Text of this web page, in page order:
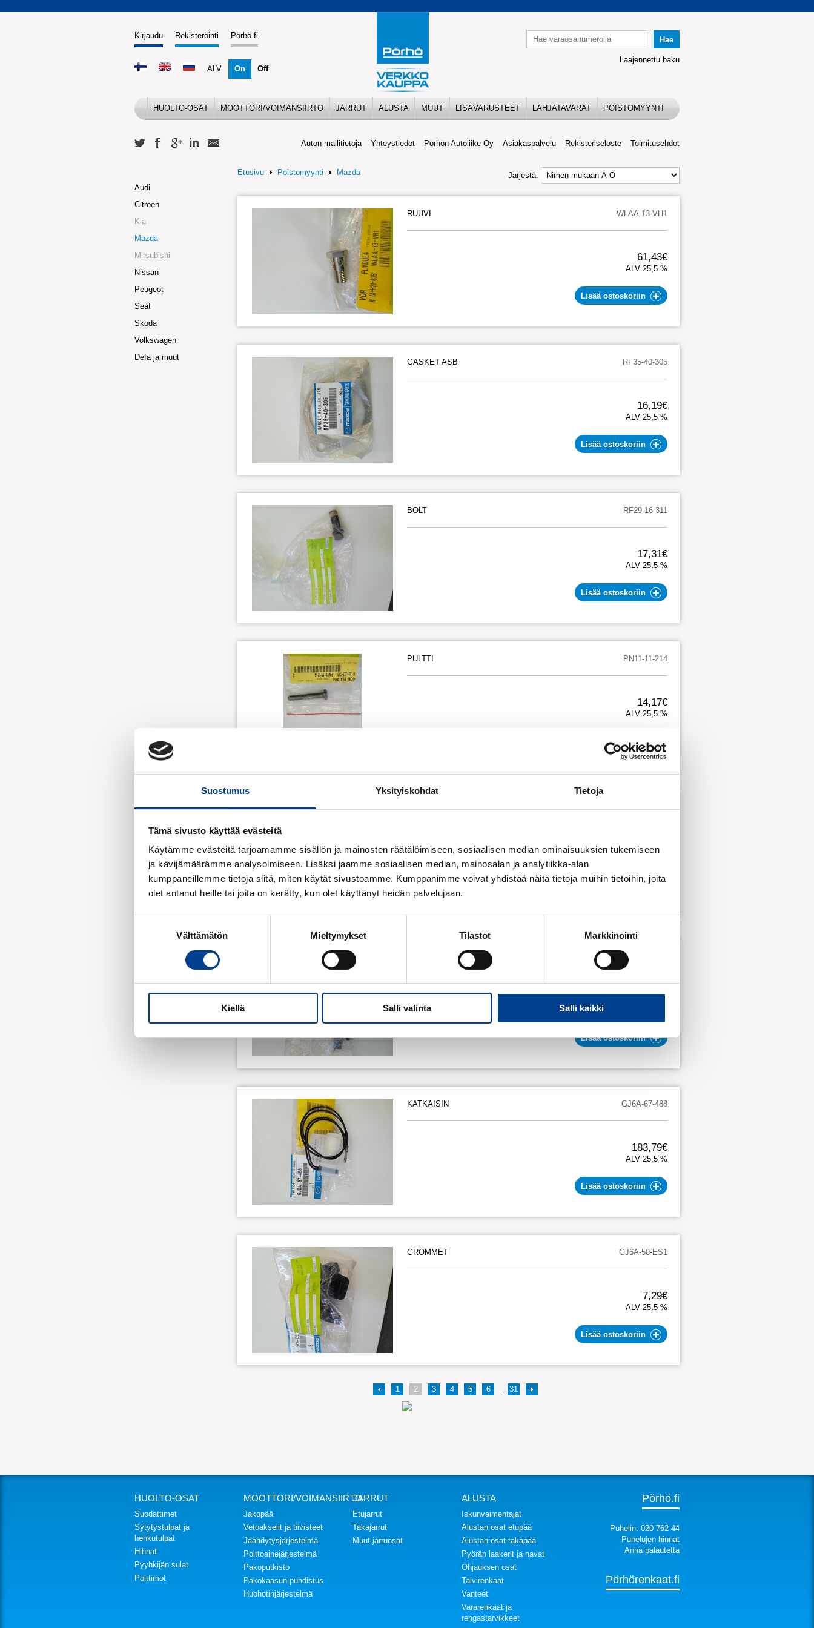
Suostumus Yksityiskohdat Tietoja
Tämä sivusto käyttää evästeitä
Käytämme evästeitä tarjoamamme sisällön ja mainosten räätälöimiseen, sosiaalisen median ominaisuuksien tukemiseen
ja kävijämäärämme analysoimiseen. Lisäksi jaamme sosiaalisen median, mainosalan ja analytiikka-alan
kumppaneillemme tietoja siitä, miten käytät sivustoamme. Kumppanimme voivat yhdistää näitä tietoja muihin tietoihin, joita
olet antanut heille tai joita on kerätty, kun olet käyttänyt heidän palvelujaan.
Välttämätön Mieltymykset Tilastot Markkinointi
Kiellä Salli valinta Salli kaikki
Kirjaudu Rekisteröinti Pörhö.fi
ALV On Off
Laajennettu haku
HUOLTO-OSAT MOOTTORI/VOIMANSIIRTO JARRUT ALUSTA MUUT LISÄVARUSTEET LAHJATAVARAT POISTOMYYNTI
Auton mallitietoja Yhteystiedot Pörhön Autoliike Oy Asiakaspalvelu Rekisteriseloste Toimitusehdot
Audi
Citroen
Kia
Mazda
Mitsubishi
Nissan
Peugeot
Seat
Skoda
Volkswagen
Defa ja muut
Etusivu Poistomyynti Mazda Järjestä:
RUUVI WLAA-13-VH1
61,43€
ALV 25,5 %
Lisää ostoskoriin
GASKET ASB RF35-40-305
16,19€
ALV 25,5 %
Lisää ostoskoriin
BOLT RF29-16-311
17,31€
ALV 25,5 %
Lisää ostoskoriin
PULTTI PN11-11-214
14,17€
ALV 25,5 %
Lisää ostoskoriin
MUTTERI JE10-40-355
16,50€
LISTAN KIIN.T-LASI HA01-50-609A
Lisää ostoskoriin
KATKAISIN GJ6A-67-488
183,79€
ALV 25,5 %
Lisää ostoskoriin
GROMMET GJ6A-50-ES1
7,29€
ALV 25,5 %
Lisää ostoskoriin
1 2 3 4 5 6 ... 31
HUOLTO-OSAT
Suodattimet
Sytytystulpat ja
hehkutulpat
Hihnat
Pyyhkijän sulat
Polttimot
MOOTTORI/VOIMANSIIRTO
Jakopää
Vetoakselit ja tiivisteet
Jäähdytysjärjestelmä
Polttoainejärjestelmä
Pakoputkisto
Pakokaasun puhdistus
Huohotinjärjestelmä
JARRUT
Etujarrut
Takajarrut
Muut jarruosat
ALUSTA
Iskunvaimentajat
Alustan osat etupää
Alustan osat takapää
Pyörän laakerit ja navat
Ohjauksen osat
Talvirenkaat
Vanteet
Vararenkaat ja
rengastarvikkeet
Pörhö.fi
Puhelin: 020 762 44
Puhelujen hinnat
Anna palautetta
Pörhörenkaat.fi